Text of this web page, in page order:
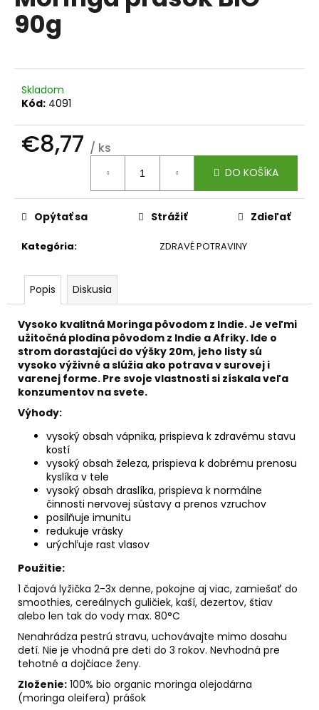
0,0
z90g
Skladom
Kód: 4091
€8,77 / ks
DO KOŠÍKA
Kategória: ZDRAVÉ POTRAVINY
Opýtať sa Strážiť Zdieľať
Popis Diskusia
Vysoko kvalitná Moringa pôvodom z Indie. Je veľmi
užitočná plodina pôvodom z Indie a Afriky. Ide o
strom dorastajúci do výšky 20m, jeho listy sú
vysoko výživné a slúžia ako potrava v surovej i
varenej forme. Pre svoje vlastnosti si získala veľa
konzumentov na svete.
Výhody:
vysoký obsah vápnika, prispieva k zdravému stavu
kostí
vysoký obsah železa, prispieva k dobrému prenosu
kyslíka v tele
vysoký obsah draslíka, prispieva k normálne
činnosti nervovej sústavy a prenos vzruchov
posilňuje imunitu
redukuje vrásky
urýchľuje rast vlasov
Použitie:
1 čajová lyžička 2-3x denne, pokojne aj viac, zamiešať do
smoothies, cereálnych guličiek, kaší, dezertov, štiav
alebo len tak do vody max. 80°C
Nenahrádza pestrú stravu, uchovávajte mimo dosahu
detí. Nie je vhodná pre deti do 3 rokov. Nevhodná pre
tehotné a dojčiace ženy.
Zloženie: 100% bio organic moringa olejodárna
(moringa oleifera) prášok
á
j
ť
?
d
ú
č
a
m
e
LEV
SVIEČKA
ZNAMENIU
ZVEROKRUHU
PALMOVÉHO
VOSKU
€5,95